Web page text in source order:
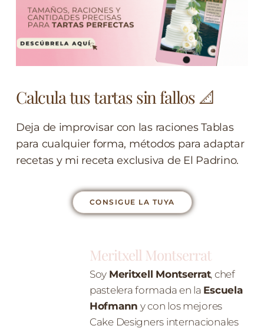
Calcula tus tartas sin fallos 📐
Deja de improvisar con las raciones Tablas
para cualquier forma, métodos para adaptar
recetas y mi receta exclusiva de El Padrino.
CONSIGUE LA TUYA
Meritxell Montserrat
Soy Meritxell Montserrat, chef
pastelera formada en la Escuela
Hofmann y con los mejores
Cake Designers internacionales